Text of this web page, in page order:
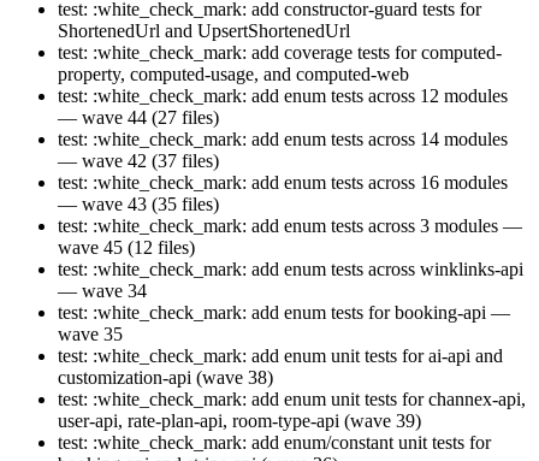
test: :white_check_mark: add constructor-guard tests for
ShortenedUrl and UpsertShortenedUrl
test: :white_check_mark: add coverage tests for computed-
property, computed-usage, and computed-web
test: :white_check_mark: add enum tests across 12 modules
— wave 44 (27 files)
test: :white_check_mark: add enum tests across 14 modules
— wave 42 (37 files)
test: :white_check_mark: add enum tests across 16 modules
— wave 43 (35 files)
test: :white_check_mark: add enum tests across 3 modules —
wave 45 (12 files)
test: :white_check_mark: add enum tests across winklinks-api
— wave 34
test: :white_check_mark: add enum tests for booking-api —
wave 35
test: :white_check_mark: add enum unit tests for ai-api and
customization-api (wave 38)
test: :white_check_mark: add enum unit tests for channex-api,
user-api, rate-plan-api, room-type-api (wave 39)
test: :white_check_mark: add enum/constant unit tests for